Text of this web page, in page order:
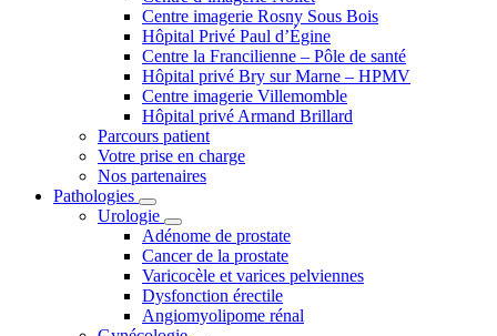
Centre imagerie Rosny Sous Bois
Hôpital Privé Paul d’Égine
Centre la Francilienne – Pôle de santé
Hôpital privé Bry sur Marne – HPMV
Centre imagerie Villemomble
Hôpital privé Armand Brillard
Parcours patient
Votre prise en charge
Nos partenaires
Pathologies
Urologie
Adénome de prostate
Cancer de la prostate
Varicocèle et varices pelviennes
Dysfonction érectile
Angiomyolipome rénal